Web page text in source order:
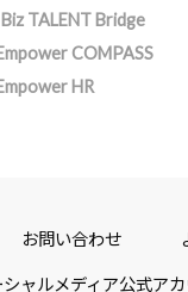
Biz TALENT Bridge
COMPASS
HR
お問い合わせ
シャルメディア公式ア